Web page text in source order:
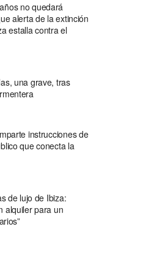
no quedará
alerta de la extinción
estalla contra el
una grave, tras
instrucciones de
que conecta la
de lujo de Ibiza:
alquiler para un